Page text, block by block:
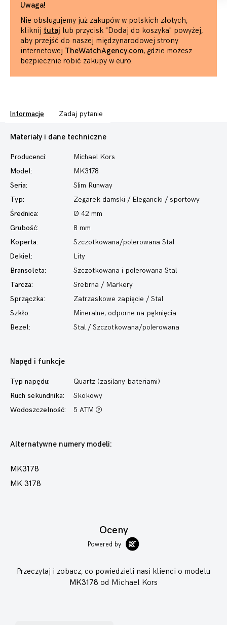
Uwaga!
Nie obsługujemy już zakupów w polskich złotych,
kliknij tutaj lub przycisk "Dodaj do koszyka" powyżej,
aby przejść do naszej międzynarodowej strony
internetowej TheWatchAgency.com, gdzie możesz
bezpiecznie robić zakupy w euro.
Informacje Zadaj pytanie
Materiały i dane techniczne
Producenci:
Michael Kors
Model:
MK3178
Seria:
Slim Runway
Typ:
Zegarek damski / Elegancki / sportowy
Średnica:
Ø 42 mm
Grubość:
8 mm
Koperta:
Szczotkowana/polerowana Stal
Dekiel:
Lity
Bransoleta:
Szczotkowana i polerowana Stal
Tarcza:
Srebrna / Markery
Sprzączka:
Zatrzaskowe zapięcie / Stal
Szkło:
Mineralne, odporne na pęknięcia
Bezel:
Stal / Szczotkowana/polerowana
Napęd i funkcje
Typ napędu:
Quartz (zasilany bateriami)
Ruch sekundnika:
Skokowy
Wodoszczelność:
5 ATM
Alternatywne numery modeli:
MK3178
MK 3178
Oceny
Powered by
Przeczytaj i zobacz, co powiedzieli nasi klienci o modelu
MK3178 od Michael Kors